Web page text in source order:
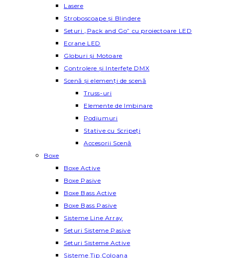
Lasere
Stroboscoape și Blindere
Seturi „Pack and Go” cu proiectoare LED
Ecrane LED
Globuri și Motoare
Controlere și Interfețe DMX
Scenă și elemenți de scenă
Truss-uri
Elemente de Imbinare
Podiumuri
Stative cu Scripeți
Accesorii Scenă
Boxe
Boxe Active
Boxe Pasive
Boxe Bass Active
Boxe Bass Pasive
Sisteme Line Array
Seturi Sisteme Pasive
Seturi Sisteme Active
Sisteme Tip Coloana